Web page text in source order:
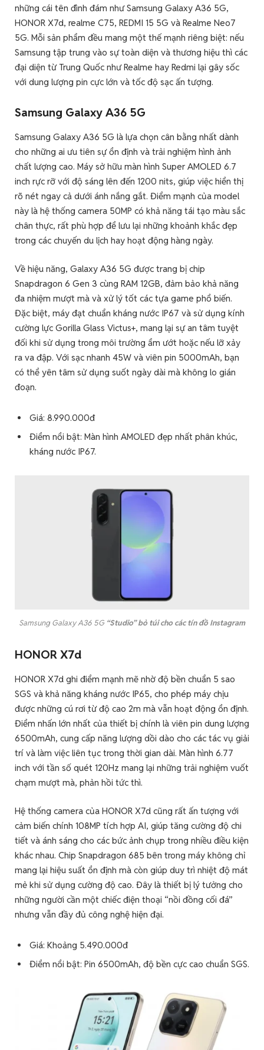
những cái tên đình đám như Samsung Galaxy A36 5G,
HONOR X7d, realme C75, REDMI 15 5G và Realme Neo7
5G. Mỗi sản phẩm đều mang một thế mạnh riêng biệt: nếu
Samsung tập trung vào sự toàn diện và thương hiệu thì các
đại diện từ Trung Quốc như Realme hay Redmi lại gây sốc
với dung lượng pin cực lớn và tốc độ sạc ấn tượng.
Samsung Galaxy A36 5G
Samsung Galaxy A36 5G là lựa chọn cân bằng nhất dành
cho những ai ưu tiên sự ổn định và trải nghiệm hình ảnh
chất lượng cao. Máy sở hữu màn hình Super AMOLED 6.7
inch rực rỡ với độ sáng lên đến 1200 nits, giúp việc hiển thị
rõ nét ngay cả dưới ánh nắng gắt. Điểm mạnh của model
này là hệ thống camera 50MP có khả năng tái tạo màu sắc
chân thực, rất phù hợp để lưu lại những khoảnh khắc đẹp
trong các chuyến du lịch hay hoạt động hàng ngày.
Về hiệu năng, Galaxy A36 5G được trang bị chip
Snapdragon 6 Gen 3 cùng RAM 12GB, đảm bảo khả năng
đa nhiệm mượt mà và xử lý tốt các tựa game phổ biến.
Đặc biệt, máy đạt chuẩn kháng nước IP67 và sử dụng kính
cường lực Gorilla Glass Victus+, mang lại sự an tâm tuyệt
đối khi sử dụng trong môi trường ẩm ướt hoặc nếu lỡ xảy
ra va đập. Với sạc nhanh 45W và viên pin 5000mAh, bạn
có thể yên tâm sử dụng suốt ngày dài mà không lo gián
đoạn.
Giá: 8.990.000đ
Điểm nổi bật: Màn hình AMOLED đẹp nhất phân khúc,
kháng nước IP67.
Samsung Galaxy A36 5G “Studio” bỏ túi cho các tín đồ Instagram
HONOR X7d
HONOR X7d ghi điểm mạnh mẽ nhờ độ bền chuẩn 5 sao
SGS và khả năng kháng nước IP65, cho phép máy chịu
được những cú rơi từ độ cao 2m mà vẫn hoạt động ổn định.
Điểm nhấn lớn nhất của thiết bị chính là viên pin dung lượng
6500mAh, cung cấp năng lượng dồi dào cho các tác vụ giải
trí và làm việc liên tục trong thời gian dài. Màn hình 6.77
inch với tần số quét 120Hz mang lại những trải nghiệm vuốt
chạm mượt mà, phản hồi tức thì.
Hệ thống camera của HONOR X7d cũng rất ấn tượng với
cảm biến chính 108MP tích hợp AI, giúp tăng cường độ chi
tiết và ánh sáng cho các bức ảnh chụp trong nhiều điều kiện
khác nhau. Chip Snapdragon 685 bên trong máy không chỉ
mang lại hiệu suất ổn định mà còn giúp duy trì nhiệt độ mát
mẻ khi sử dụng cường độ cao. Đây là thiết bị lý tưởng cho
những người cần một chiếc điện thoại “nồi đồng cối đá”
nhưng vẫn đầy đủ công nghệ hiện đại.
Giá: Khoảng 5.490.000đ
Điểm nổi bật: Pin 6500mAh, độ bền cực cao chuẩn SGS.